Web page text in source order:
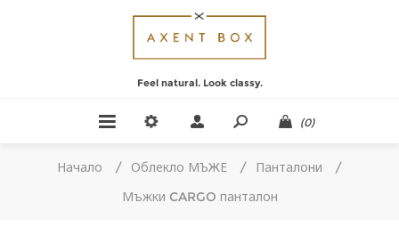
Feel natural. Look classy.
(0)
Начало / Облекло МЪЖЕ / Панталони
/
Мъжки CARGO панталон